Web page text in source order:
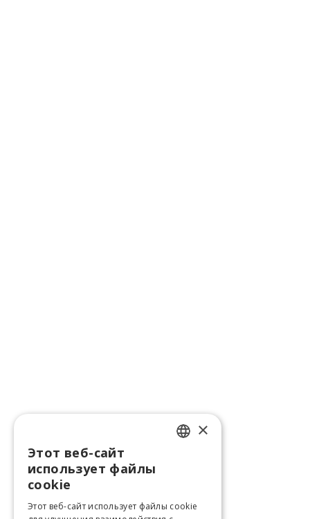
LITHUANIAN
×
Этот веб-сайт
использует файлы
cookie
Этот веб-сайт использует файлы cookie